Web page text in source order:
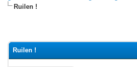
Ruilen !
Ruilen !